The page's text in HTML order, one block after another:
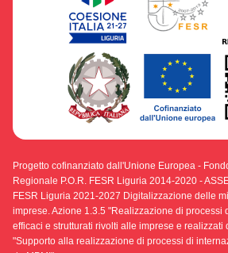
Progetto cofinanziato dall'Unione Europea -
Regionale P.O.R. FESR Liguria 2014-2020 -
FESR Liguria 2021-2027 Digitalizzazione delle
imprese. Azione 1.3.5 "Realizzazione di processi
efficaci e strutturati rivolti alle imprese e realizzati
"Supporto alla realizzazione di processi di